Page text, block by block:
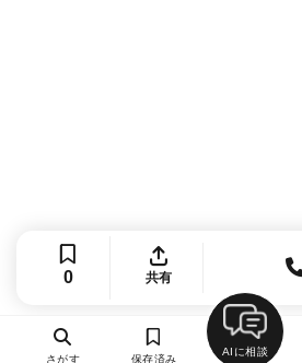
0 共有
さがす 保存済み
AIに相談